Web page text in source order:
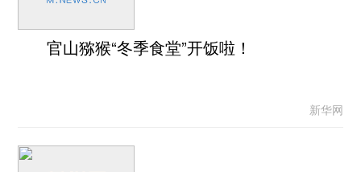
官山猕猴“冬季食堂”开饭啦！
新华网